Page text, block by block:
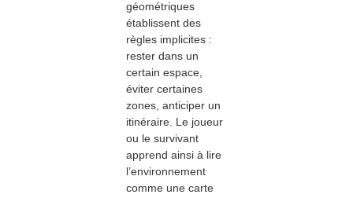
géométriques
établissent des
règles implicites :
rester dans un
certain espace,
éviter certaines
zones, anticiper un
itinéraire. Le joueur
ou le survivant
apprend ainsi à lire
l’environnement
comme une carte